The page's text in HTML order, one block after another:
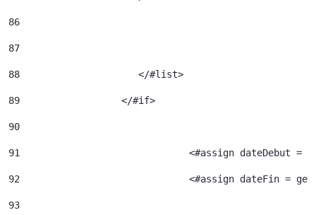
86
87
88
		       </#list>
89
		    </#if>
90
91
<#assign dateDebut
92
<#assign dateFin =
93